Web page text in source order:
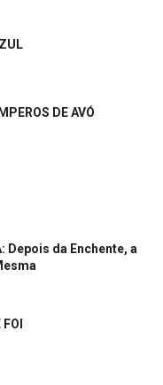
DE AVÓ
Depois da Enchente, a